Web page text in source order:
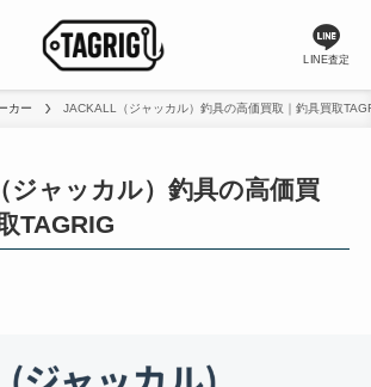
LINE査定
カー JACKALL（ジャッカル）釣具の高価買取｜釣具買取
ジャッカル）釣具の高価買
TAGRIG